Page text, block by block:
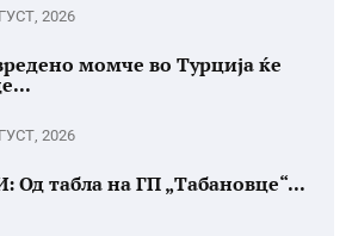
2026
момче во Турција ќе
2026
Од табла на ГП „Табановце“...